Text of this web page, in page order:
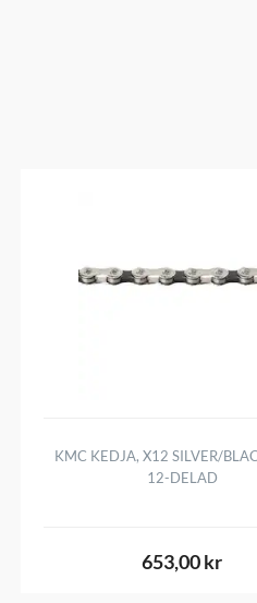
KMC KEDJA, X12 SILVER/
12-DELAD
653,00 kr